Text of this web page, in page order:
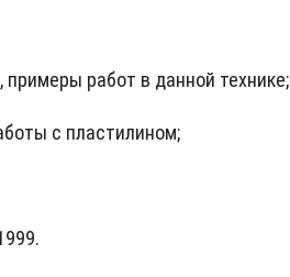
примеры работ в данной технике;
с пластилином;